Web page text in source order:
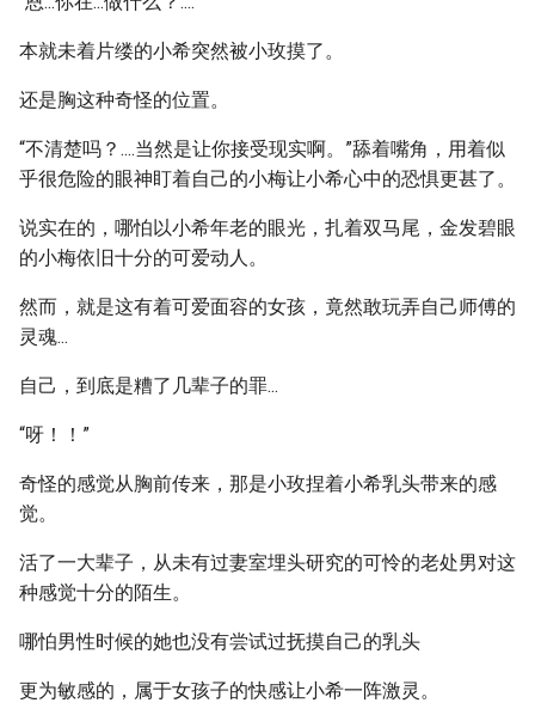
本就未着片缕的小希突然被小玫摸了。
还是胸这种奇怪的位置。
“不清楚吗？....当然是让你接受现实啊。”舔着嘴角，用着似
乎很危险的眼神盯着自己的小梅让小希心中的恐惧更甚了。
说实在的，哪怕以小希年老的眼光，扎着双马尾，金发碧眼
的小梅依旧十分的可爱动人。
然而，就是这有着可爱面容的女孩，竟然敢玩弄自己师傅的
灵魂...
自己，到底是糟了几辈子的罪...
“呀！！”
奇怪的感觉从胸前传来，那是小玫捏着小希乳头带来的感
觉。
活了一大辈子，从未有过妻室埋头研究的可怜的老处男对这
种感觉十分的陌生。
哪怕男性时候的她也没有尝试过抚摸自己的乳头
更为敏感的，属于女孩子的快感让小希一阵激灵。